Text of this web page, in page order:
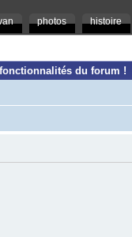
photos histoire
du forum !